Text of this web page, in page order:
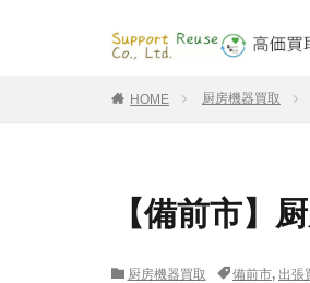
HOME 厨房機器買取
【備前市】
厨房機器買取 備前市, 出張